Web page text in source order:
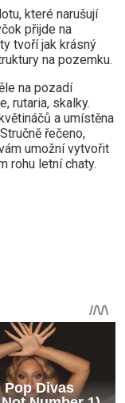
které narušují
přijde na
tvoří jak krásný
na pozemku.
na pozadí
rutaria, skalky.
a umístěna
řečeno,
umožní vytvořit
rohu letní chaty.